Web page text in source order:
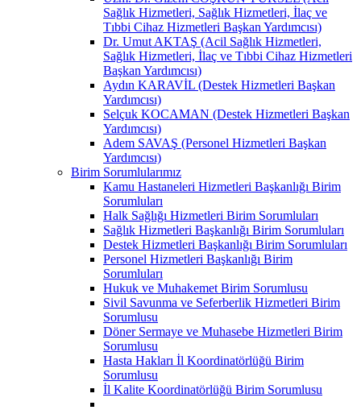
Sağlık Hizmetleri, Sağlık Hizmetleri, İlaç ve
Tıbbi Cihaz Hizmetleri Başkan Yardımcısı)
Dr. Umut AKTAŞ (Acil Sağlık Hizmetleri,
Sağlık Hizmetleri, İlaç ve Tıbbi Cihaz Hizmetleri
Başkan Yardımcısı)
Aydın KARAVİL (Destek Hizmetleri Başkan
Yardımcısı)
Selçuk KOCAMAN (Destek Hizmetleri Başkan
Yardımcısı)
Adem SAVAŞ (Personel Hizmetleri Başkan
Yardımcısı)
Birim Sorumlularımız
Kamu Hastaneleri Hizmetleri Başkanlığı Birim
Sorumluları
Halk Sağlığı Hizmetleri Birim Sorumluları
Sağlık Hizmetleri Başkanlığı Birim Sorumluları
Destek Hizmetleri Başkanlığı Birim Sorumluları
Personel Hizmetleri Başkanlığı Birim
Sorumluları
Hukuk ve Muhakemet Birim Sorumlusu
Sivil Savunma ve Seferberlik Hizmetleri Birim
Sorumlusu
Döner Sermaye ve Muhasebe Hizmetleri Birim
Sorumlusu
Hasta Hakları İl Koordinatörlüğü Birim
Sorumlusu
İl Kalite Koordinatörlüğü Birim Sorumlusu